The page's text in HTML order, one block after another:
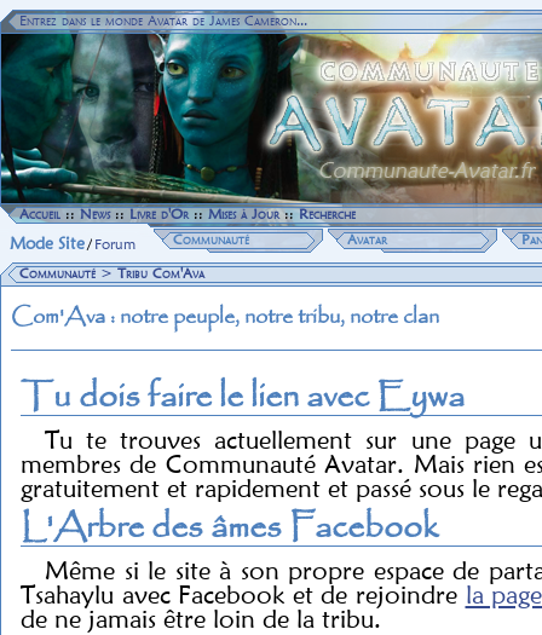
Entrez dans le monde Avatar de James Cameron...
Accueil::News::Livre d'Or::Mises à Jour::Recherche
Mode Site/ Forum Communauté Avatar
Communauté >Tribu Com'Ava
Com'Ava : notre peuple, notre tribu, notre clan
Tu dois faire le lien avec Eywa
Tu te trouves actuellement sur une page
membres de Communauté Avatar. Mais rien
gratuitement et rapidement et passé sous le
L'Arbre des âmes Facebook
Même si le site à son propre espace de
Tsahaylu avec Facebook et de rejoindre la
de ne jamais être loin de la tribu.